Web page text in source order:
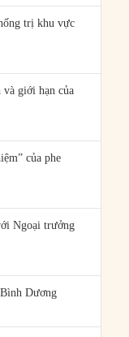
trị khu vực
và giới hạn của
của phe
Ngoại trưởng
Dương